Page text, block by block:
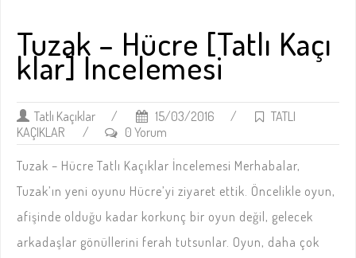
Tuzak – Hücre [Tatlı Kaçı
klar] İncelemesi
Tatlı Kaçıklar / 15/03/2016 /
TATLI
KAÇIKLAR
/ 0 Yorum
Tuzak – Hücre Tatlı Kaçıklar İncelemesi Merhabalar,
Tuzak’ın yeni oyunu Hücre’yi ziyaret ettik. Öncelikle oyun,
afişinde olduğu kadar korkunç bir oyun değil, gelecek
arkadaşlar gönüllerini ferah tutsunlar. Oyun, daha çok